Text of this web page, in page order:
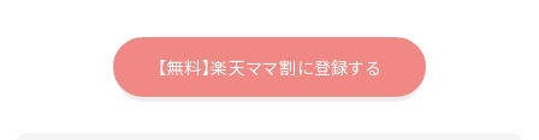
【無料】楽天ママ割に登録する